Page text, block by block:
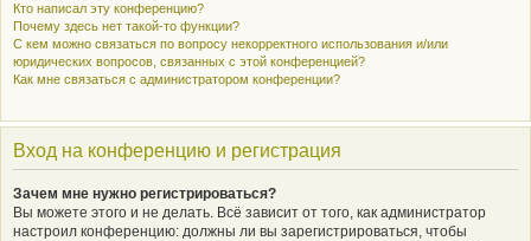
Кто написал эту конференцию?
Почему здесь нет такой-то функции?
С кем можно связаться по вопросу некорректного использования и/или
юридических вопросов, связанных с этой конференцией?
Как мне связаться с администратором конференции?
Вход на конференцию и регистрация
Зачем мне нужно регистрироваться?
Вы можете этого и не делать. Всё зависит от того, как администратор
настроил конференцию: должны ли вы зарегистрироваться, чтобы